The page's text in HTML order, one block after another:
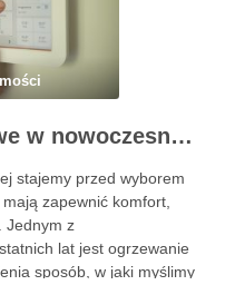
Ogrzewanie podłogowe w nowoczesnym domu – komfort, oszczędność i estetyka
stajemy przed wyborem
zapewnić komfort,
Jednym z
lat jest ogrzewanie
sposób, w jaki myślimy